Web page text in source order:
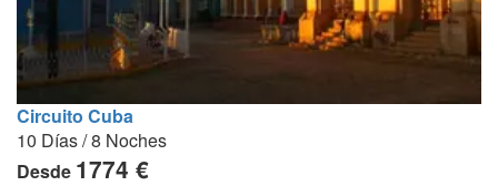
Circuito Cuba
10 Días / 8 Noches
Desde 1774 €